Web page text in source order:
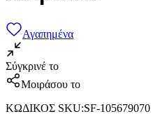
Αγαπημένα
Σύγκρινέ το
Μοιράσου το
ΚΩΔΙΚΟΣ SKU:SF-105679070